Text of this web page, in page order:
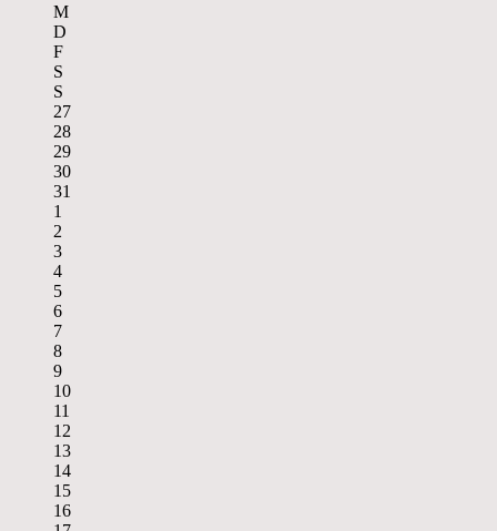
M
D
F
S
S
27
28
29
30
31
1
2
3
4
5
6
7
8
9
10
11
12
13
14
15
16